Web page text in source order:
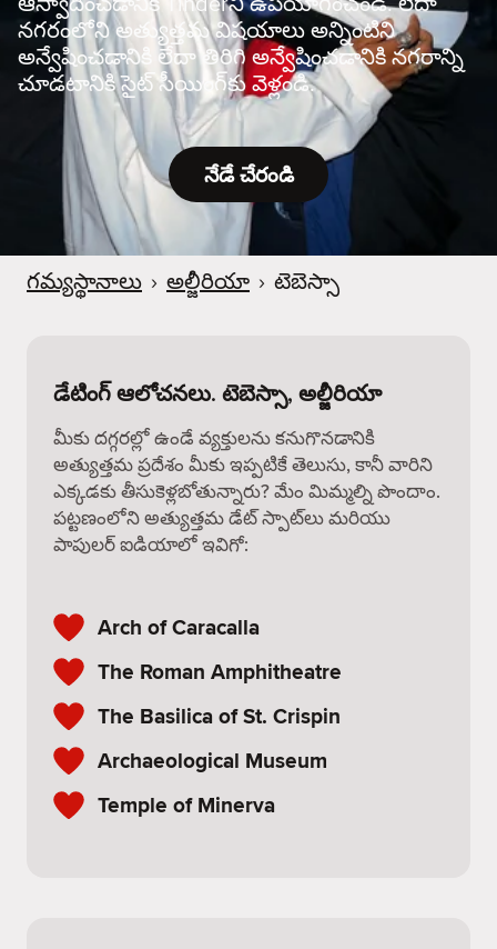
ఆస్వాదించడానికి Tinderని ఉపయోగించండి. లేదా
నగరంలోని అత్యుత్తమ విషయాలు అన్నింటిని
అన్వేషించడానికి లేదా తిరిగి అన్వేషించడానికి నగరాన్ని
చూడటానికి సైట్ సీయింగ్‌కు వెళ్లండి.
నేడే చేరండి
గమ్యస్థానాలు › అల్జీరియా › టెబెస్సా
డేటింగ్ ఆలోచనలు. టెబెస్సా, అల్జీరియా
మీకు దగ్గరల్లో ఉండే వ్యక్తులను కనుగొనడానికి
అత్యుత్తమ ప్రదేశం మీకు ఇప్పటికే తెలుసు, కానీ వారిని
ఎక్కడకు తీసుకెళ్లబోతున్నారు? మేం మిమ్మల్ని పొందాం.
పట్టణంలోని అత్యుత్తమ డేట్ స్పాట్‌లు మరియు
పాపులర్ ఐడియాలో ఇవిగో:
Arch of Caracalla
The Roman Amphitheatre
The Basilica of St. Crispin
Archaeological Museum
Temple of Minerva